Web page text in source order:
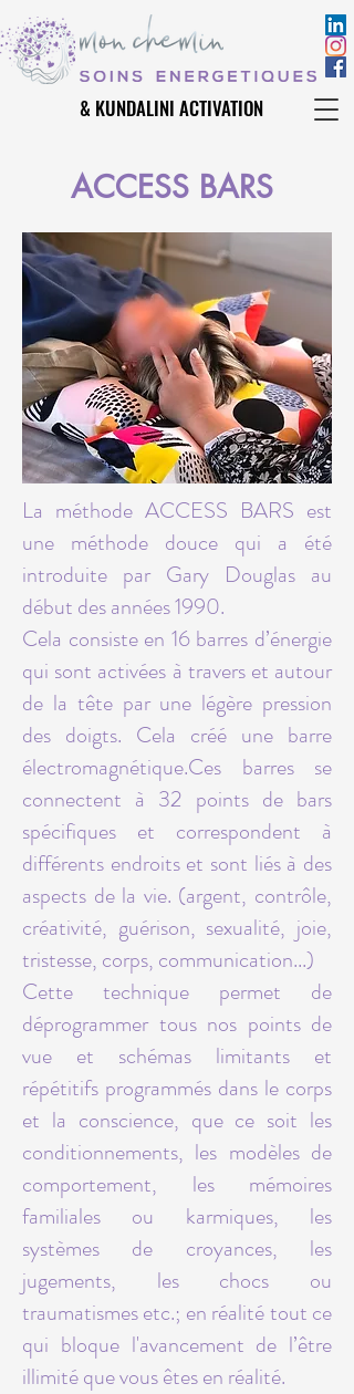
& KUNDALINI ACTIVATION
& KUNDALINI ACTIVATION
ACCESS BARS
La méthode ACCESS BARS est
une méthode douce qui a été
introduite par Gary Douglas au
début des années 1990.
Cela consiste en 16 barres d’énergie
qui sont activées à travers et autour
de la tête par une légère pression
des doigts. Cela créé une barre
électromagnétique.Ces barres se
connectent à 32 points de bars
spécifiques et correspondent à
différents endroits et sont liés à des
aspects de la vie. (argent, contrôle,
créativité, guérison, sexualité, joie,
tristesse, corps, communication...)
Cette technique permet de
déprogrammer tous nos points de
vue et schémas limitants et
répétitifs programmés dans le corps
et la conscience, que ce soit les
conditionnements, les modèles de
comportement, les mémoires
familiales ou karmiques, les
systèmes de croyances, les
jugements, les chocs ou
traumatismes etc.; en réalité tout ce
qui bloque l'avancement de l’être
illimité que vous êtes en réalité.